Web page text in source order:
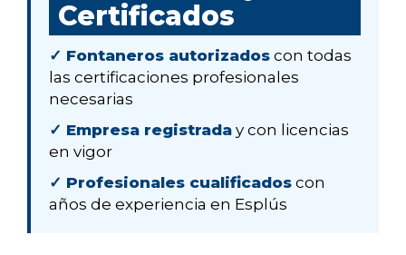
Certificados
✓ Fontaneros autorizados con todas
las certificaciones profesionales
necesarias
✓ Empresa registrada y con licencias
en vigor
✓ Profesionales cualificados con
años de experiencia en Esplús